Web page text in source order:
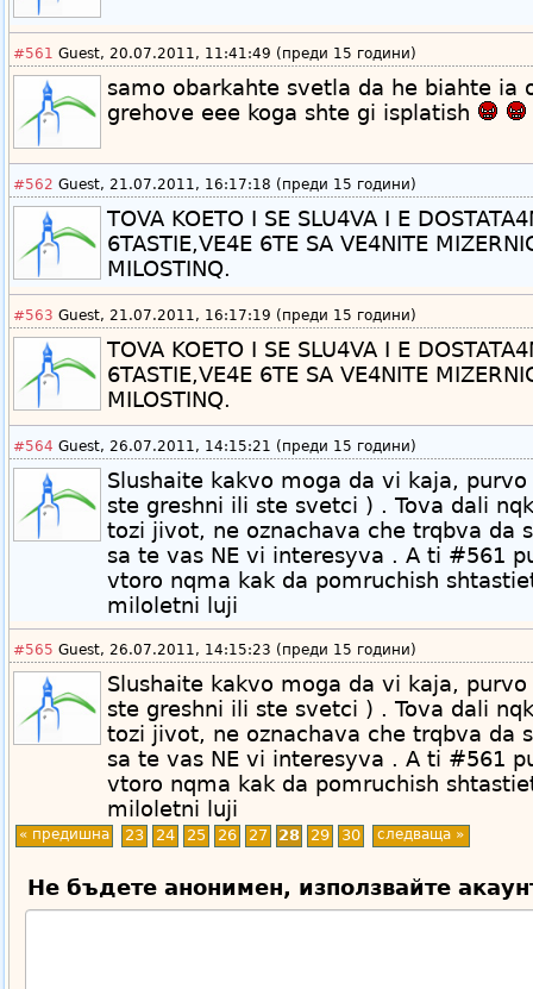
#561 Guest, 20.07.2011, 11:41:49 (преди 15 години)
samo obarkahte svetla da he biahte ia
grehove eee koga shte gi isplatish
#562 Guest, 21.07.2011, 16:17:18 (преди 15 години)
TOVA KOETO I SE SLU4VA I E
6TASTIE,VE4E 6TE SA VE4NITE
MILOSTINQ.
#563 Guest, 21.07.2011, 16:17:19 (преди 15 години)
TOVA KOETO I SE SLU4VA I E
6TASTIE,VE4E 6TE SA VE4NITE
MILOSTINQ.
#564 Guest, 26.07.2011, 14:15:21 (преди 15 години)
Slushaite kakvo moga da vi kaja,
ste greshni ili ste svetci ) . Tova dali
tozi jivot, ne oznachava che trqbva da
sa te vas NE vi interesyva . A ti #561
vtoro nqma kak da pomruchish
miloletni luji
#565 Guest, 26.07.2011, 14:15:23 (преди 15 години)
Slushaite kakvo moga da vi kaja,
ste greshni ili ste svetci ) . Tova dali
tozi jivot, ne oznachava che trqbva da
sa te vas NE vi interesyva . A ti #561
vtoro nqma kak da pomruchish
miloletni luji
« предишна 23 24 25 26 27 28 29 30 следваща »
Не бъдете анонимен, използвайте